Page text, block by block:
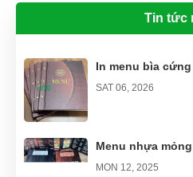
Tin tức
In menu bìa cứng
SAT 06, 2026
Menu nhựa
MON 12, 2025